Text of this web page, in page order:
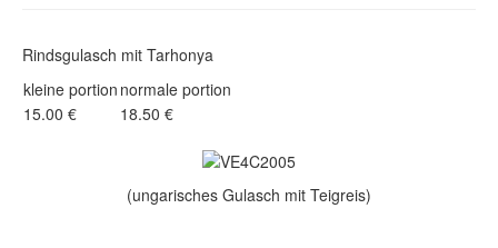
Rindsgulasch mit Tarhonya
kleine portion normale portion
15.00 €
18.50 €
(ungarisches Gulasch mit Teigreis)